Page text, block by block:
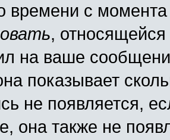
времени с
,
на ваше
показывает
не появляется,
она также не